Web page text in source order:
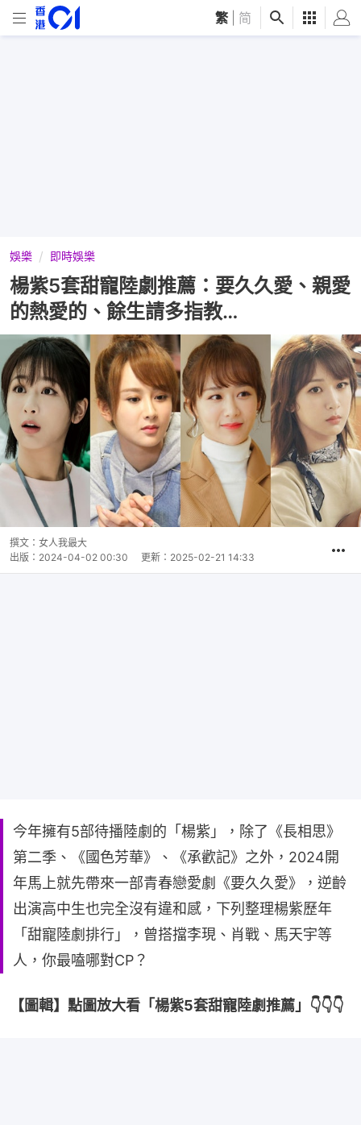
繁 简
娛樂 即時娛樂
楊紫5套甜寵陸劇推薦：要久久愛、親愛
的熱愛的、餘生請多指教…
撰文： 女人我最大
出版： 2024-04-02 00:30 更新： 2025-02-21 14:33
今年擁有5部待播陸劇的「楊紫」，除了《長相思》
第二季、《國色芳華》、《承歡記》之外，2024開
年馬上就先帶來一部青春戀愛劇《要久久愛》，逆齡
出演高中生也完全沒有違和感，下列整理楊紫歷年
「甜寵陸劇排行」，曾搭擋李現、肖戰、馬天宇等
人，你最嗑哪對CP？
【圖輯】點圖放大看「楊紫5套甜寵陸劇推薦」👇👇👇